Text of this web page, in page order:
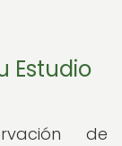
Estudio
de